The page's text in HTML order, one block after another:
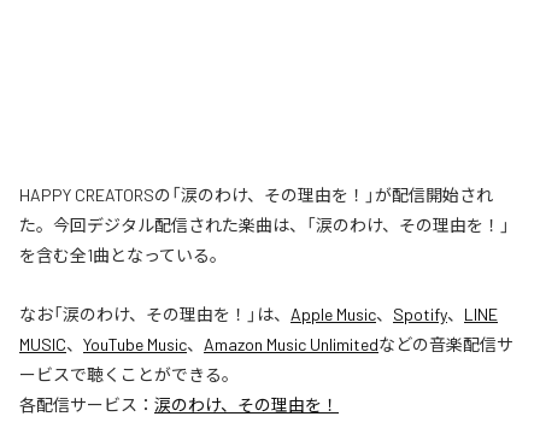
HAPPY CREATORSの「涙のわけ、その理由を！」が配信開始され
た。今回デジタル配信された楽曲は、「涙のわけ、その理由を！」
を含む全1曲となっている。
なお「涙のわけ、その理由を！ 」は、 Apple Music、 Spotify、 LINE
MUSIC、 YouTube Music、 Amazon Music Unlimitedなどの音楽配信サ
ービスで聴くことができる。
各配信サービス： 涙のわけ、その理由を！